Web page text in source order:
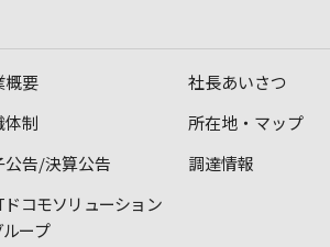
概要 社長あいさつ
体制 所在地・マップ
公告/決算公告 調達情報
コモソリューション
ループ